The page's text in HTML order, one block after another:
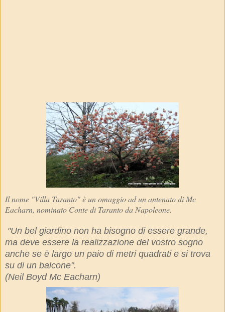
Il nome "Villa Taranto" è un omaggio ad un antenato di Mc
Eacharn, nominato Conte di Taranto da Napoleone.
"Un bel giardino non ha bisogno di essere grande,
ma deve essere la realizzazione del vostro sogno
anche se è largo un paio di metri quadrati e si trova
su di un balcone".
(Neil Boyd Mc Eacharn)